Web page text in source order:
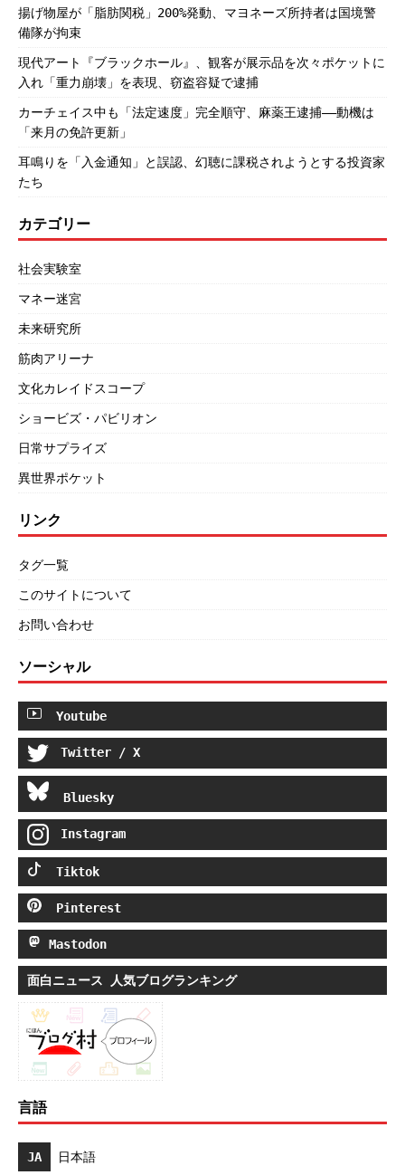
揚げ物屋が「脂肪関税」200%発動、マヨネーズ所持者は国境警
備隊が拘束
現代アート『ブラックホール』、観客が展示品を次々ポケットに
入れ「重力崩壊」を表現、窃盗容疑で逮捕
カーチェイス中も「法定速度」完全順守、麻薬王逮捕――動機は
「来月の免許更新」
耳鳴りを「入金通知」と誤認、幻聴に課税されようとする投資家
たち
カテゴリー
社会実験室
マネー迷宮
未来研究所
筋肉アリーナ
文化カレイドスコープ
ショービズ・パビリオン
日常サプライズ
異世界ポケット
リンク
タグ一覧
このサイトについて
お問い合わせ
ソーシャル
Youtube
Twitter / X
Bluesky
Instagram
Tiktok
Pinterest
Mastodon
面白ニュース 人気ブログランキング
言語
JA 日本語